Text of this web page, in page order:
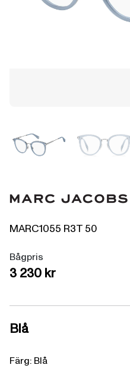
MARC1055 R3T 50
Bågpris
3 230 kr
Blå
Färg: Blå